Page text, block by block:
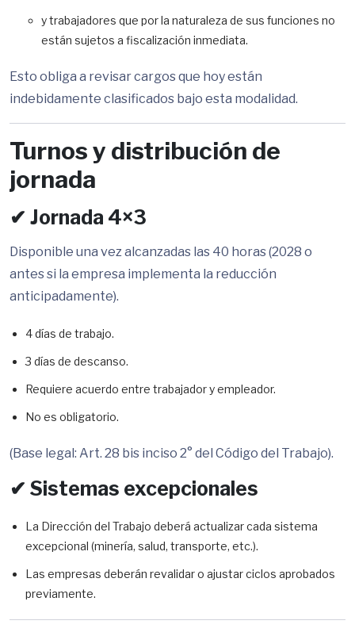
y trabajadores que por la naturaleza de sus funciones no
están sujetos a fiscalización inmediata.
Esto obliga a revisar cargos que hoy están
indebidamente clasificados bajo esta modalidad.
Turnos y distribución de
jornada
✔ Jornada 4×3
Disponible una vez alcanzadas las 40 horas (2028 o
antes si la empresa implementa la reducción
anticipadamente).
4 días de trabajo.
3 días de descanso.
Requiere acuerdo entre trabajador y empleador.
No es obligatorio.
(Base legal: Art. 28 bis inciso 2° del Código del Trabajo).
✔ Sistemas excepcionales
La Dirección del Trabajo deberá actualizar cada sistema
excepcional (minería, salud, transporte, etc.).
Las empresas deberán revalidar o ajustar ciclos aprobados
previamente.